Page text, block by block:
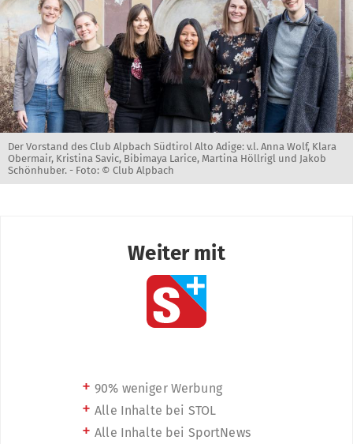
Der Vorstand des Club Alpbach Südtirol Alto Adige: v.l. Anna Wolf, Klara
Obermair, Kristina Savic, Bibimaya Larice, Martina Höllrigl und Jakob
Schönhuber. - Foto: © Club Alpbach